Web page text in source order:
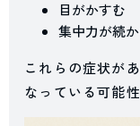
目がかすむ
集中力が続
これらの症状が
なっている可能